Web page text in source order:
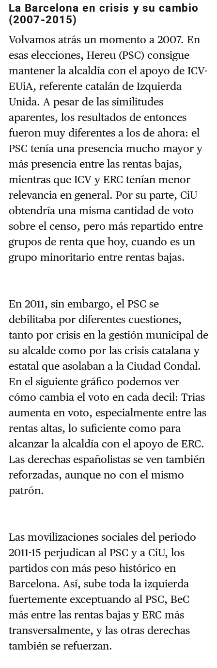
La Barcelona en crisis y su cambio
(2007-2015)
Volvamos atrás un momento a 2007. En
esas elecciones, Hereu (PSC) consigue
mantener la alcaldía con el apoyo de ICV-
EUiA, referente catalán de Izquierda
Unida. A pesar de las similitudes
aparentes, los resultados de entonces
fueron muy diferentes a los de ahora: el
PSC tenía una presencia mucho mayor y
más presencia entre las rentas bajas,
mientras que ICV y ERC tenían menor
relevancia en general. Por su parte, CiU
obtendría una misma cantidad de voto
sobre el censo, pero más repartido entre
grupos de renta que hoy, cuando es un
grupo minoritario entre rentas bajas.
En 2011, sin embargo, el PSC se
debilitaba por diferentes cuestiones,
tanto por crisis en la gestión municipal de
su alcalde como por las crisis catalana y
estatal que asolaban a la Ciudad Condal.
En el siguiente gráfico podemos ver
cómo cambia el voto en cada decil: Trias
aumenta en voto, especialmente entre las
rentas altas, lo suficiente como para
alcanzar la alcaldía con el apoyo de ERC.
Las derechas españolistas se ven también
reforzadas, aunque no con el mismo
patrón.
Las movilizaciones sociales del periodo
2011-15 perjudican al PSC y a CiU, los
partidos con más peso histórico en
Barcelona. Así, sube toda la izquierda
fuertemente exceptuando al PSC, BeC
más entre las rentas bajas y ERC más
transversalmente, y las otras derechas
también se refuerzan.